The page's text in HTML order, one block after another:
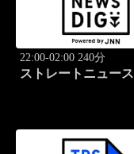
22:00-02:00 240分
ストレートニュース